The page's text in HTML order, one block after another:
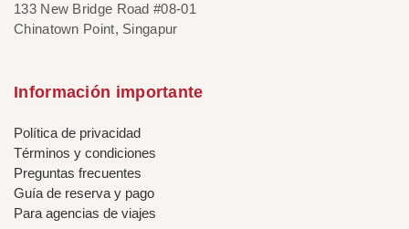
133 New Bridge Road #08-01
Chinatown Point, Singapur
Información importante
Política de privacidad
Términos y condiciones
Preguntas frecuentes
Guía de reserva y pago
Para agencias de viajes